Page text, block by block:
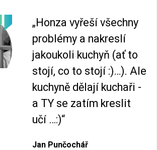
„Honza vyřeší všechny
problémy a nakreslí
jakoukoli kuchyň (ať to
stojí, co to stojí :)…). Ale
kuchyně dělají kuchaři -
a TY se zatím kreslit
učí …:)“
Jan Punčochář